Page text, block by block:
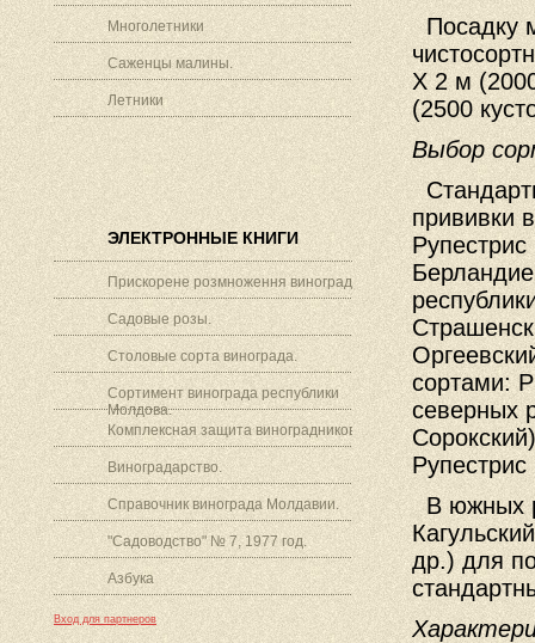
Многолетники
Саженцы малины.
Летники
ЭЛЕКТРОННЫЕ КНИГИ
Прискорене розмноження винограду.
Садовые розы.
Столовые сорта винограда.
Сортимент винограда республики
Молдова.
Комплексная защита виноградников.
Виноградарство.
Справочник винограда Молдавии.
"Садоводство" № 7, 1977 год.
Азбука
Вход для партнеров
Посадку
X 2 м
(2500
Выбор
прививки
сортами:
северных
В южных
др.) для